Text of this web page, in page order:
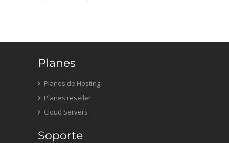
Planes
Planes de Hosting
Planes reseller
Cloud Servers
Soporte